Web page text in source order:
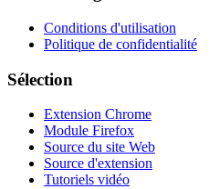
Conditions d'utilisation
Politique de confidentialité
Sélection
Extension Chrome
Module Firefox
Source du site Web
Source d'extension
Tutoriels vidéo